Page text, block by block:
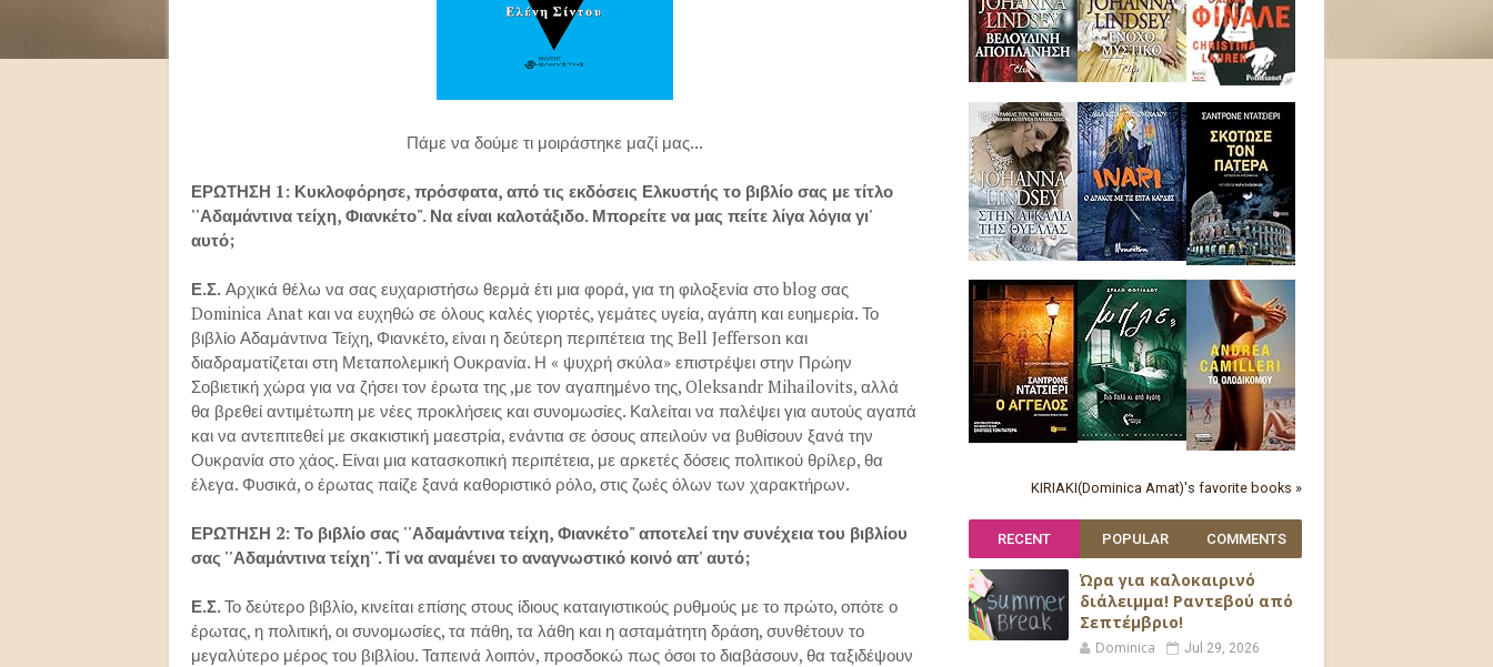
Πάμε να δούμε τι μοιράστηκε μαζί μας...
ΕΡΩΤΗΣΗ 1: Κυκλοφόρησε, πρόσφατα, από τις εκδόσεις Ελκυστής το βιβλίο σας με τίτλο
''Αδαμάντινα τείχη, Φιανκέτο". Να είναι καλοτάξιδο. Μπορείτε να μας πείτε λίγα λόγια γι'
αυτό;
Ε.Σ. Αρχικά θέλω να σας ευχαριστήσω θερμά έτι μια φορά, για τη φιλοξενία στο blog σας
Dominica Anat και να ευχηθώ σε όλους καλές γιορτές, γεμάτες υγεία, αγάπη και ευημερία. Το
βιβλίο Αδαμάντινα Τείχη, Φιανκέτο, είναι η δεύτερη περιπέτεια της Bell Jefferson και
διαδραματίζεται στη Μεταπολεμική Ουκρανία. Η « ψυχρή σκύλα» επιστρέψει στην Πρώην
Σοβιετική χώρα για να ζήσει τον έρωτα της ,με τον αγαπημένο της, Oleksandr Mihailovits, αλλά
θα βρεθεί αντιμέτωπη με νέες προκλήσεις και συνομωσίες. Καλείται να παλέψει για αυτούς αγαπά
και να αντεπιτεθεί με σκακιστική μαεστρία, ενάντια σε όσους απειλούν να βυθίσουν ξανά την
Ουκρανία στο χάος. Είναι μια κατασκοπική περιπέτεια, με αρκετές δόσεις πολιτικού θρίλερ, θα
έλεγα. Φυσικά, ο έρωτας παίζε ξανά καθοριστικό ρόλο, στις ζωές όλων των χαρακτήρων.
ΕΡΩΤΗΣΗ 2: Το βιβλίο σας ''Αδαμάντινα τείχη, Φιανκέτο" αποτελεί την συνέχεια του βιβλίου
σας ''Αδαμάντινα τείχη''. Τί να αναμένει το αναγνωστικό κοινό απ' αυτό;
Ε.Σ.Το δεύτερο βιβλίο, κινείται επίσης στους ίδιους καταιγιστικούς ρυθμούς με το πρώτο, οπότε ο
έρωτας, η πολιτική, οι συνομωσίες, τα πάθη, τα λάθη και η ασταμάτητη δράση, συνθέτουν το
μεγαλύτερο μέρος του βιβλίου. Ταπεινά λοιπόν, προσδοκώ πως όσοι το διαβάσουν, θα ταξιδέψουν
KIRIAKI(Dominica Amat)'s favorite books »
RECENT POPULAR COMMENTS
Ώρα για καλοκαιρινό
διάλειμμα! Ραντεβού από
Σεπτέμβριο!
Dominica Jul 29, 2026